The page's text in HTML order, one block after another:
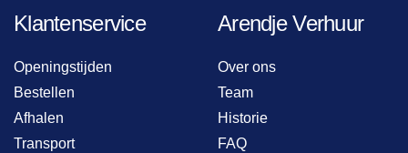
Klantenservice
Openingstijden
Bestellen
Afhalen
Transport
Arendje Verhuur
Over ons
Team
Historie
FAQ